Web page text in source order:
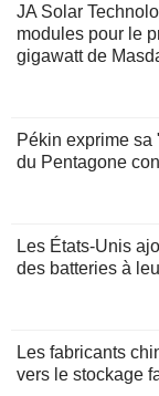
JA Solar
modules pour le
gigawatt de
Pékin exprime
du Pentagone
Les États-Unis
des batteries à
Les fabricants
vers le stockage